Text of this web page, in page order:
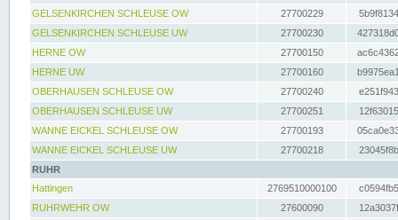
GELSENKIRCHEN SCHLEUSE OW
27700229
GELSENKIRCHEN SCHLEUSE UW
27700230
HERNE OW
27700150
HERNE UW
27700160
OBERHAUSEN SCHLEUSE OW
27700240
OBERHAUSEN SCHLEUSE UW
27700251
WANNE EICKEL SCHLEUSE OW
27700193
WANNE EICKEL SCHLEUSE UW
27700218
RUHR
Hattingen
2769510000100
RUHRWEHR OW
27600090